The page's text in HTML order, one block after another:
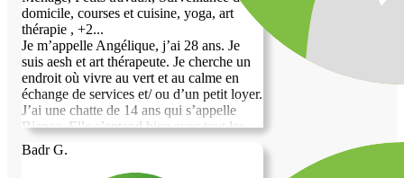
domicile, courses et cuisine, yoga, art
thérapie , +2...
Je m’appelle Angélique, j’ai 28 ans. Je
suis aesh et art thérapeute. Je cherche un
endroit où vivre au vert et au calme en
échange de services et/ ou d’un petit loyer.
J’ai une chatte de 14 ans qui s’appelle
Bianca. Elle s’entend bien avec tout les
humains et les animaux, elle est assez
réservé. Elle aime les câlins mais ne
viendra pas vous embêtez car elle aime
Badr G.